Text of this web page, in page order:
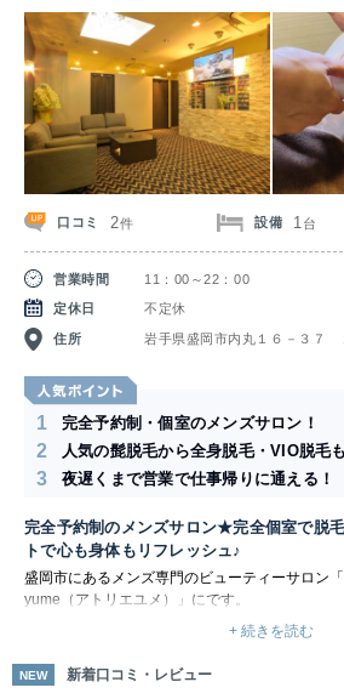
口コミ 2件 設備 1 台
営業時間
11：00～22：00
定休日
不定休
住所 岩手県盛岡市内丸１６－３７
1 完全予約制・個室のメンズサロン！
2 人気の髭脱毛から全身脱毛・VIO脱毛
3 夜遅くまで営業で仕事帰りに通える！
完全予約制のメンズサロン★完全個室で脱
トで心も身体もリフレッシュ♪
盛岡市にあるメンズ専門のビューティーサロン
yume（アトリエユメ）」にです。
メンズ脱毛メニューも充実しており、人気のヒ
のVIO脱毛まで対応しているので、カラダ全体の
はおすすめです。
脱毛以外のメニューも充実しており、慢性的な
+ 続きを読む
NEW 新着口コミ・レビュー